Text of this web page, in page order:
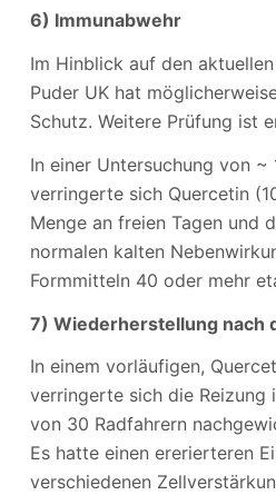
6) Immunabwehr
Im Hinblick auf den
Puder UK hat
Schutz. Weitere Prüfung ist
In einer Untersuchung von ~
verringerte sich Quercetin
Menge an freien Tagen und
normalen kalten
Formmitteln 40 oder mehr
7) Wiederherstellung nach
In einem vorläufigen,
verringerte sich die Reizung
von 30 Radfahrern
Es hatte einen ererierteren
verschiedenen